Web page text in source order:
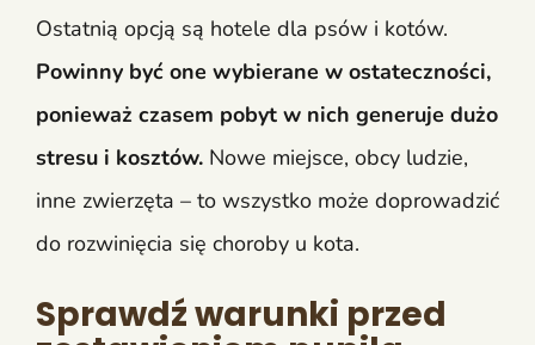
Ostatnią opcją są hotele dla psów i kotów.
Powinny być one wybierane w ostateczności,
ponieważ czasem pobyt w nich generuje dużo
stresu i kosztów. Nowe miejsce, obcy ludzie,
inne zwierzęta – to wszystko może doprowadzić
do rozwinięcia się choroby u kota.
Sprawdź warunki przed